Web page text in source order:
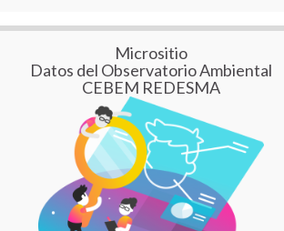
Micrositio
Datos del Observatorio Ambiental
CEBEM REDESMA